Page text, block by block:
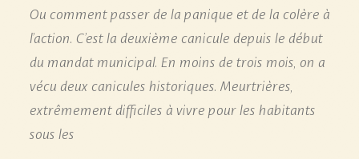
Ou comment passer de la panique et de la colère à
l’action. C’est la deuxième canicule depuis le début
du mandat municipal. En moins de trois mois, on a
vécu deux canicules historiques. Meurtrières,
extrêmement difficiles à vivre pour les habitants
sous les